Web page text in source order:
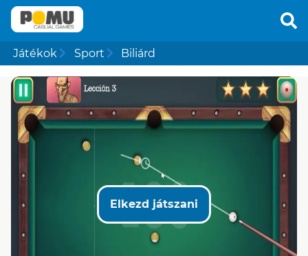
Játékok Sport Biliárd
Elkezd játszani